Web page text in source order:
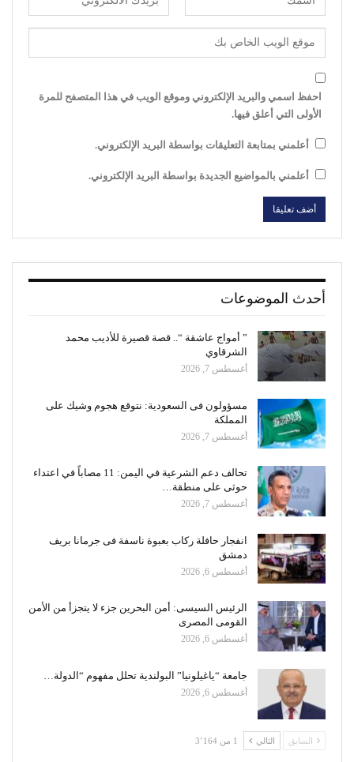
احفظ اسمي والبريد الإلكتروني وموقع الويب في هذا المتصفح للمرة
الأولى التي أعلق فيها.
أعلمني بمتابعة التعليقات بواسطة البريد الإلكتروني.
أعلمني بالمواضيع الجديدة بواسطة البريد الإلكتروني.
أحدث الموضوعات
” أمواج عاشقة “.. قصة قصيرة للأديب محمد
الشرقاوي
أغسطس 7, 2026
مسؤولون فى السعودية: نتوقع هجوم وشيك على
المملكة
أغسطس 7, 2026
تحالف دعم الشرعية في اليمن: 11 مصاباً في اعتداء
حوثى على منطقة…
أغسطس 7, 2026
انفجار حافلة ركاب بعبوة ناسفة فى جرمانا بريف
دمشق
أغسطس 6, 2026
الرئيس السيسى: أمن البحرين جزء لا يتجزأ من الأمن
القومى المصرى
أغسطس 6, 2026
جامعة “ياغيلونيا” البولندية تحلل مفهوم “الدولة…
أغسطس 6, 2026
السابق التالي 1 من 3٬164